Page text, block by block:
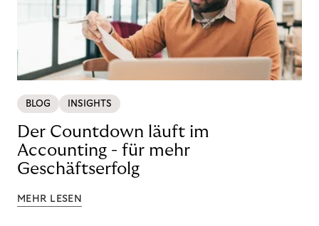
BLOG INSIGHTS
Der Countdown läuft im
Accounting - für mehr
Geschäftserfolg
MEHR LESEN